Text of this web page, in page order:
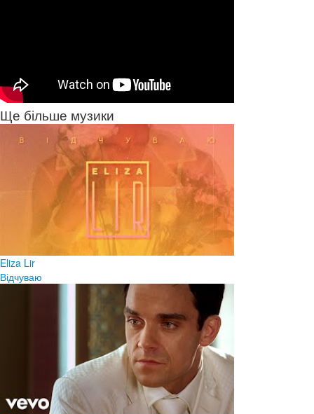
Ще більше музики
Eliza Lir
Відчуваю